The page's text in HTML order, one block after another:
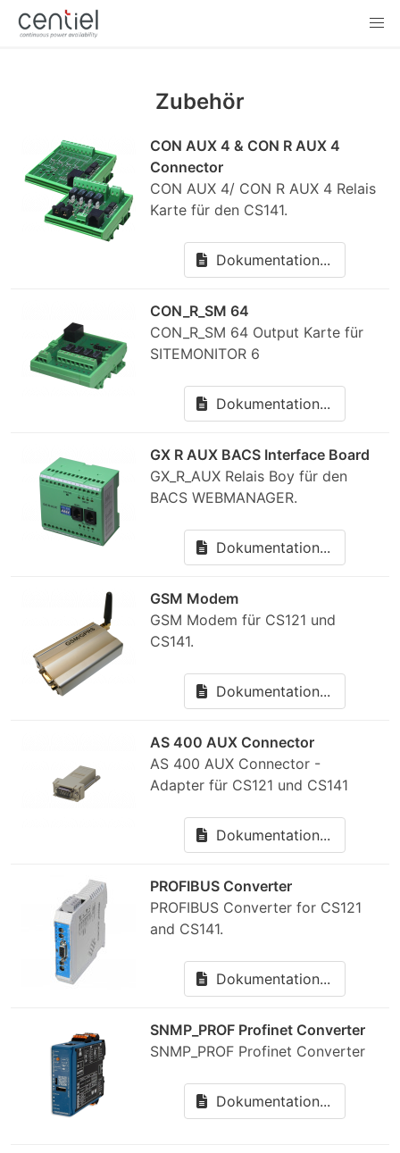
Zubehör
CON AUX 4 & CON R AUX 4
Connector
CON AUX 4/ CON R AUX 4 Relais
Karte für den CS141.
Dokumentation...
CON_R_SM 64
CON_R_SM 64 Output Karte für
SITEMONITOR 6
Dokumentation...
GX R AUX BACS Interface Board
GX_R_AUX Relais Boy für den
BACS WEBMANAGER.
Dokumentation...
GSM Modem
GSM Modem für CS121 und
CS141.
Dokumentation...
AS 400 AUX Connector
AS 400 AUX Connector -
Adapter für CS121 und CS141
Dokumentation...
PROFIBUS Converter
PROFIBUS Converter for CS121
and CS141.
Dokumentation...
SNMP_PROF Profinet Converter
SNMP_PROF Profinet Converter
Dokumentation...